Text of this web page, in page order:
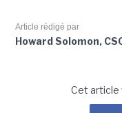
Article rédigé par
Howard Solomon,
Cet article